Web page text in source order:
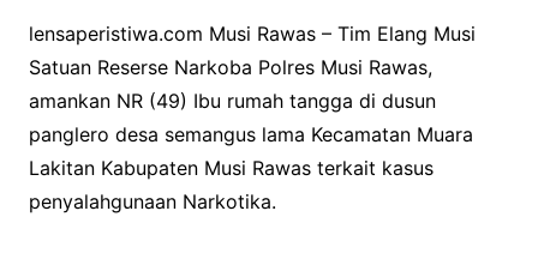
lensaperistiwa.com Musi Rawas – Tim Elang Musi
Satuan Reserse Narkoba Polres Musi Rawas,
amankan NR (49) Ibu rumah tangga di dusun
panglero desa semangus lama Kecamatan Muara
Lakitan Kabupaten Musi Rawas terkait kasus
penyalahgunaan Narkotika.